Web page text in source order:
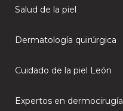
Salud de la piel
Dermatología quirúrgica
Cuidado de la piel León
Expertos en dermocirugía